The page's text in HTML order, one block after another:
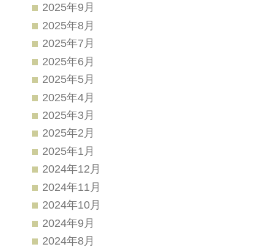
2025年9月
2025年8月
2025年7月
2025年6月
2025年5月
2025年4月
2025年3月
2025年2月
2025年1月
2024年12月
2024年11月
2024年10月
2024年9月
2024年8月